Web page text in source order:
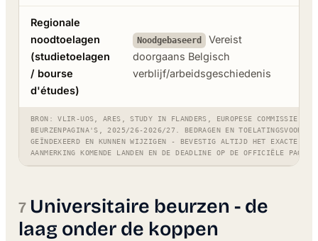
Regionale
noodtoelagen
(studietoelagen
/ bourse
d'études)
Noodgebaseerd
Vereist
doorgaans Belgisch
verblijf/arbeidsgeschiedenis
BRON: VLIR-UOS, ARES, STUDY IN FLANDERS, EUROPESE COMMISSIE
BEURZENPAGINA'S, 2025/26-2026/27. BEDRAGEN EN
GEÏNDEXEERD EN KUNNEN WIJZIGEN - BEVESTIG ALTIJD HET EXACTE
AANMERKING KOMENDE LANDEN EN DE DEADLINE OP DE OFFICIËLE
Universitaire beurzen - de
laag onder de koppen